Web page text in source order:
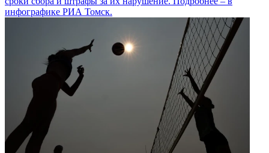
инфографике РИА Томск.